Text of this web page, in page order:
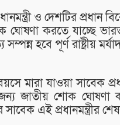
ও দেশটির প্রধান
ঘোষণা করতে যাচ্ছে
হবে পূর্ণ রাষ্ট্রীয়
মারা যাওয়া সাবেক
জন্য জাতীয় শোক
সাবেক এই প্রধানমন্ত্রীর